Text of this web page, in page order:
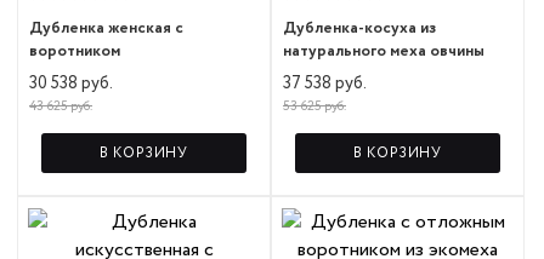
Дубленка женская с
воротником
30 538 руб.
43 625 руб.
В КОРЗИНУ
Дубленка-косуха из
натурального меха овчины
37 538 руб.
53 625 руб.
В КОРЗИНУ